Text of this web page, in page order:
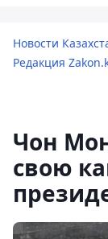
Новости
Редакция
Чон
свою